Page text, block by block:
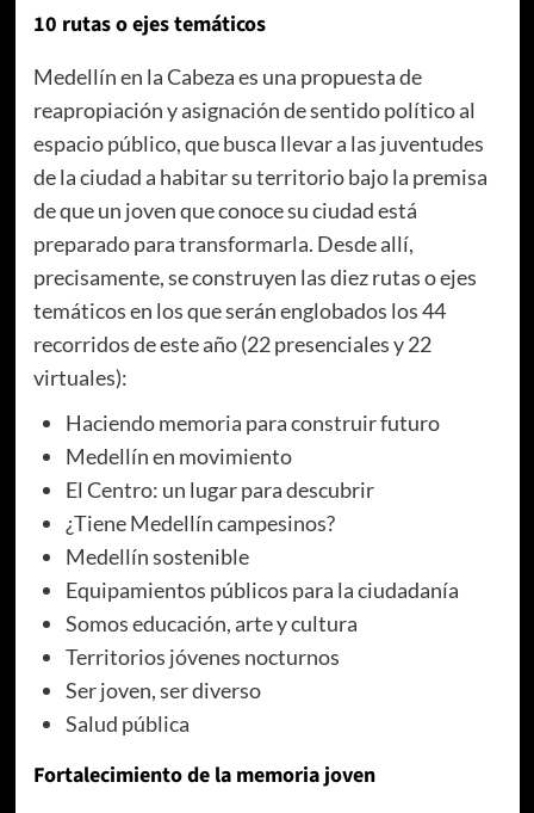
10 rutas o ejes temáticos
Medellín en la Cabeza es una propuesta de
reapropiación y asignación de sentido político al
espacio público, que busca llevar a las juventudes
de la ciudad a habitar su territorio bajo la premisa
de que un joven que conoce su ciudad está
preparado para transformarla. Desde allí,
precisamente, se construyen las diez rutas o ejes
temáticos en los que serán englobados los 44
recorridos de este año (22 presenciales y 22
virtuales):
Haciendo memoria para construir futuro
Medellín en movimiento
El Centro: un lugar para descubrir
¿Tiene Medellín campesinos?
Medellín sostenible
Equipamientos públicos para la ciudadanía
Somos educación, arte y cultura
Territorios jóvenes nocturnos
Ser joven, ser diverso
Salud pública
Fortalecimiento de la memoria joven